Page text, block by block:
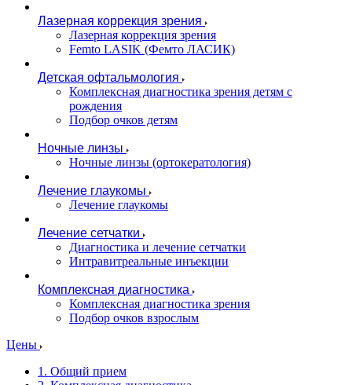
Лазерная коррекция зрения
Лазерная коррекция зрения
Femto LASIK (Фемто ЛАСИК)
Детская офтальмология
Комплексная диагностика зрения детям c
рождения
Подбор очков детям
Ночные линзы
Ночные линзы (ортокератология)
Лечение глаукомы
Лечение глаукомы
Лечение сетчатки
Диагностика и лечение сетчатки
Интравитреальные инъекции
Комплексная диагностика
Комплексная диагностика зрения
Подбор очков взрослым
Цены
1. Общий прием